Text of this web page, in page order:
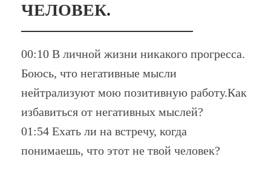
ЧЕЛОВЕК.
00:10 В личной жизни никакого прогресса.
Боюсь, что негативные мысли
нейтрализуют мою позитивную работу.Как
избавиться от негативных мыслей?
01:54 Ехать ли на встречу, когда
понимаешь, что этот не твой человек?